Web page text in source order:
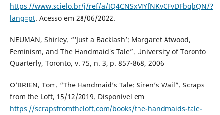
https://www.scielo.br/j/ref/a/tQ4CNSxMYfNKvCFvDFbqbQN/?
lang=pt. Acesso em 28/06/2022.
NEUMAN, Shirley. “‘Just a Backlash’: Margaret Atwood,
Feminism, and The Handmaid’s Tale”. University of Toronto
Quarterly, Toronto, v. 75, n. 3, p. 857-868, 2006.
O’BRIEN, Tom. “The Handmaid’s Tale: Siren’s Wail”. Scraps
from the Loft, 15/12/2019. Disponível em
https://scrapsfromtheloft.com/books/the-handmaids-tale-